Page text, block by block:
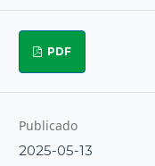
PDF
Publicado
2025-05-13